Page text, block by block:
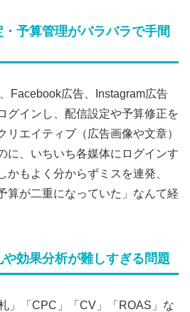
予算管理がバラバラで手間
Facebook広告、Instagram広告
グインし、配信設定や予算修正を
エイティブ（広告画像や文章）
に、いちいち各媒体にログインす
かもよく分からずミスを連発、
算が二重になっていた」なんて経
効果分析が難しすぎる問題
」「CPC」「CV」「ROAS」な